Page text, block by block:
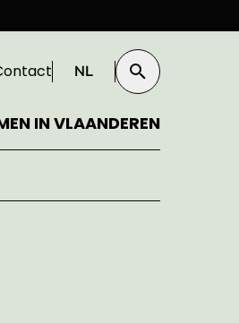
NL Zoeken
IN VLAANDEREN